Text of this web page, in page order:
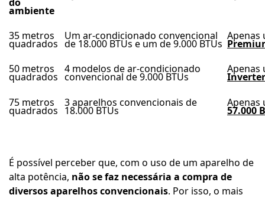
ambiente
35 metros
quadrados
Um ar-condicionado convencional
de 18.000 BTUs e um de 9.000 BTUs
Apenas
50 metros
quadrados
4 modelos de ar-condicionado
convencional de 9.000 BTUs
Apenas
Inverter
75 metros
quadrados
3 aparelhos convencionais de
18.000 BTUs
Apenas
57.000
É possível perceber que, com o uso de um aparelho de
alta potência, não se faz necessária a compra de
diversos aparelhos convencionais. Por isso, o mais